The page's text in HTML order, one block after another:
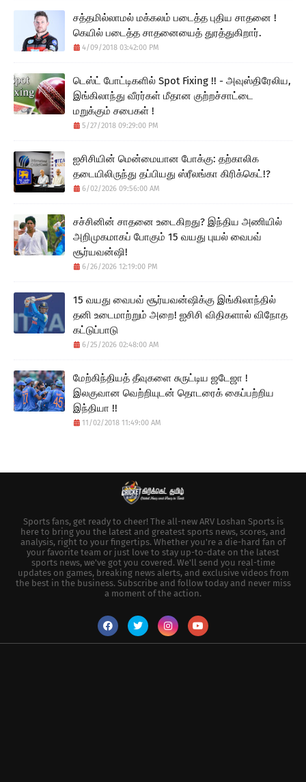
சத்தமில்லாமல் மக்கலம் படைத்த புதிய சாதனை !
கெயில் படைத்த சாதனையைத் துரத்துகிறார்.
4/09/2018 03:42:00 PM
டெஸ்ட் போட்டிகளில் Spot Fixing !! - அவுஸ்திரேலிய,
இங்கிலாந்து வீரர்கள் மீதான குற்றச்சாட்டை
மறுக்கும் சபைகள் !
5/27/2018 09:29:00 PM
ஐசிசியின் மென்மையான போக்கு: தற்காலிக
தடையிலிருந்து தப்பியது ஸ்ரீலங்கா கிரிக்கெட்!?
6/02/2026 09:56:00 AM
சச்சினின் சாதனை உடைகிறது? இந்திய அணியில்
அறிமுகமாகப் போகும் 15 வயது புயல் வைபவ்
சூர்யவன்ஷி!
6/26/2026 12:19:00 PM
15 வயது வைபவ் சூர்யவன்ஷிக்கு இங்கிலாந்தில்
தனி உடைமாற்றும் அறை! ஐசிசி விதிகளால் விநோத
கட்டுப்பாடு
6/25/2026 02:48:00 AM
மேற்கிந்தியத் தீவுகளை சுருட்டிய ஜடேஜா !
இலகுவான வெற்றியுடன் தொடரைக் கைப்பற்றிய
இந்தியா !!
11/02/2018 11:49:00 AM
Sports fans, get ready to cheer! The all-new ARV Loshan Sports is
here to bring you the latest and greatest sports news, scores, and
analysis, right to your fingertips. Whether you're a die-hard fan of
your favorite team or just love to stay up-to-date on the latest
sports news, we've got you covered. We'll send you real-time
updates on games, breaking news alerts, and exclusive videos from
the best in the business. Subscribe and follow today and never miss
a moment of the action.